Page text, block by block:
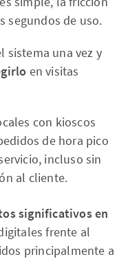
segundos de uso.
sistema una vez y
en visitas
con kioscos
de hora pico
incluso sin
al cliente.
significativos en
frente al
principalmente a